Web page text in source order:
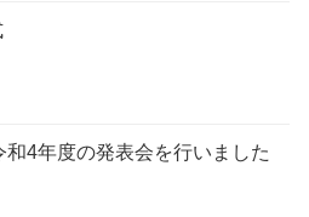
和4年度の発表会を行いました